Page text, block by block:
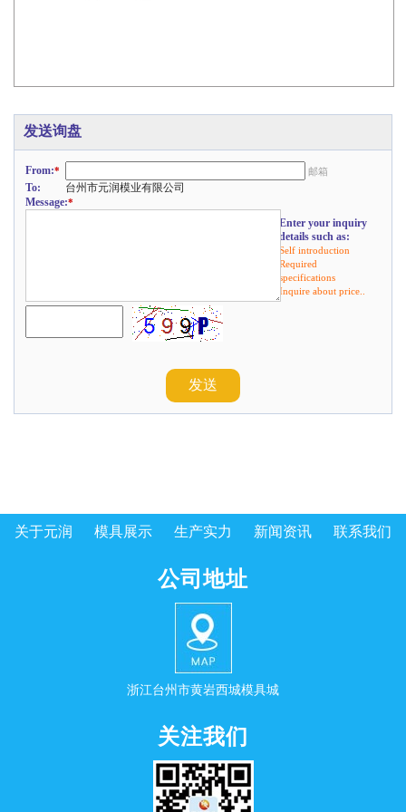
发送询盘
From:* 邮箱
To:
台州市元润模业有限公司
Message:*
Enter your inquiry
details such as:
Self introduction
Required
specifications
Inquire about price..
发送
关于元润 模具展示 生产实力 新闻资讯 联系我们
公司地址
浙江台州市黄岩西城模具城
关注我们